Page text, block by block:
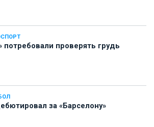
потребовали проверять грудь
за «Барселону»